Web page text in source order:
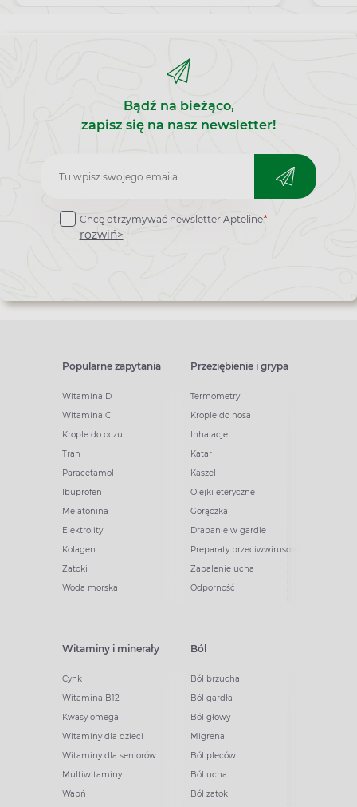
odleżyny?
Bądź na bieżąco,
zapisz się na nasz newsletter!
Zapisz
do
newslettera
Chcę otrzymywać newsletter Apteline*
rozwiń>
Popularne zapytania
Witamina D
Witamina C
Krople do oczu
Tran
Paracetamol
Ibuprofen
Melatonina
Elektrolity
Kolagen
Zatoki
Woda morska
Przeziębienie i grypa
Termometry
Krople do nosa
Inhalacje
Katar
Kaszel
Olejki eteryczne
Gorączka
Drapanie w gardle
Preparaty przeciwwirusowe
Zapalenie ucha
Odporność
Witaminy i minerały
Cynk
Witamina B12
Kwasy omega
Witaminy dla dzieci
Witaminy dla seniorów
Multiwitaminy
Wapń
Ból
Ból brzucha
Ból gardła
Ból głowy
Migrena
Ból pleców
Ból ucha
Ból zatok